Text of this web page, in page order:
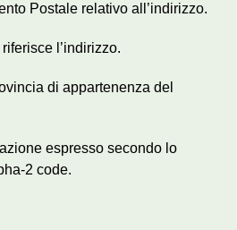
Postale relativo all’indirizzo.
l’indirizzo.
di appartenenza del
espresso secondo lo
2 code.